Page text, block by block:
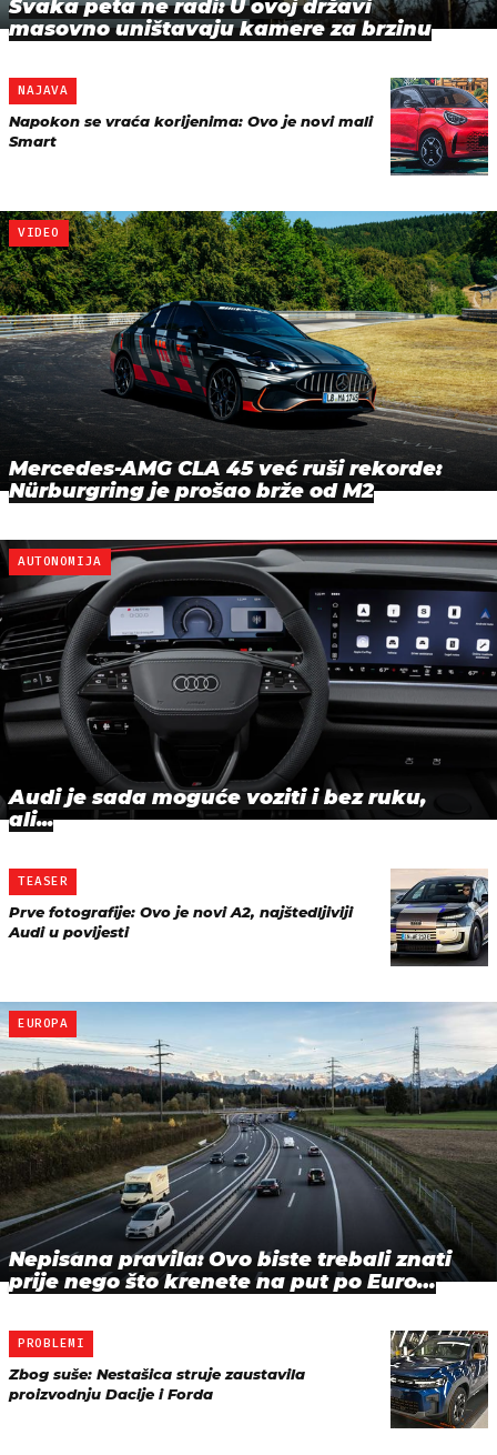
Svaka peta ne radi: U ovoj državi
masovno uništavaju kamere za brzinu
NAJAVA
Napokon se vraća korijenima: Ovo je novi mali
Smart
VIDEO
Mercedes-AMG CLA 45 već ruši rekorde:
Nürburgring je prošao brže od M2
AUTONOMIJA
Audi je sada moguće voziti i bez ruku,
ali...
TEASER
Prve fotografije: Ovo je novi A2, najštedljiviji
Audi u povijesti
EUROPA
Nepisana pravila: Ovo biste trebali znati
prije nego što krenete na put po Euro…
PROBLEMI
Zbog suše: Nestašica struje zaustavila
proizvodnju Dacije i Forda